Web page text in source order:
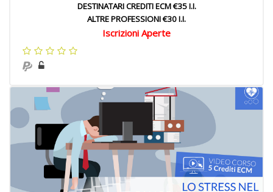
DESTINATARI CREDITI ECM €35 I.I.
ALTRE PROFESSIONI €30 I.I.
Iscrizioni Aperte